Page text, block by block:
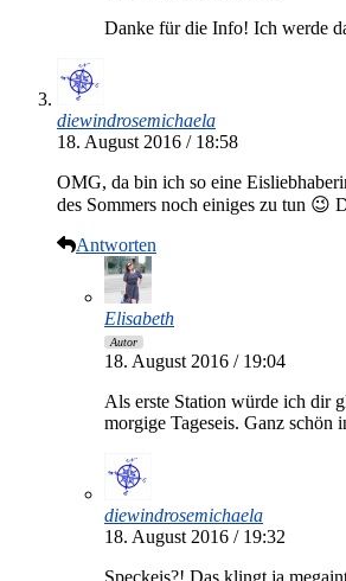
Danke für die Info! Ich werde
diewindrosemichaela
18. August 2016 / 18:58
OMG, da bin ich so eine
des Sommers noch einiges zu tun 😉
Antworten
Elisabeth
Autor
18. August 2016 / 19:04
Als erste Station würde ich dir
morgige Tageseis. Ganz schön
diewindrosemichaela
18. August 2016 / 19:32